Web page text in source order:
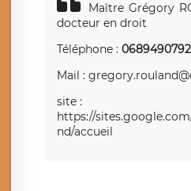
Maître Grégory
docteur en droit
Téléphone : 0689490792
Mail :
site :
https://
nd/accueil